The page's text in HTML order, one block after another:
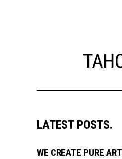
LATEST POSTS.
WE CREATE PURE ART